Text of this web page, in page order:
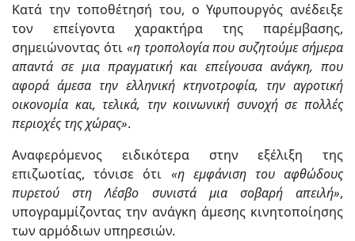
Κατά την τοποθέτησή του, ο Υφυπουργός ανέδειξε
τον επείγοντα χαρακτήρα της παρέμβασης,
σημειώνοντας ότι «η τροπολογία που συζητούμε σήμερα
απαντά σε μια πραγματική και επείγουσα ανάγκη, που
αφορά άμεσα την ελληνική κτηνοτροφία, την αγροτική
οικονομία και, τελικά, την κοινωνική συνοχή σε πολλές
περιοχές της χώρας».
Αναφερόμενος ειδικότερα στην εξέλιξη της
επιζωοτίας, τόνισε ότι «η εμφάνιση του αφθώδους
πυρετού στη Λέσβο συνιστά μια σοβαρή απειλή»,
υπογραμμίζοντας την ανάγκη άμεσης κινητοποίησης
των αρμόδιων υπηρεσιών.